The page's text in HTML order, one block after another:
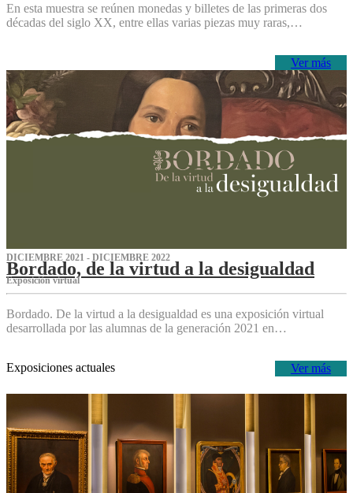
En esta muestra se reúnen monedas y billetes de las primeras dos
décadas del siglo XX, entre ellas varias piezas muy raras,…
Ver más
DICIEMBRE 2021 - DICIEMBRE 2022
Bordado, de la virtud a la desigualdad
Exposición virtual‌
Bordado. De la virtud a la desigualdad es una exposición virtual
desarrollada por las alumnas de la generación 2021 en…
Ver más
Exposiciones actuales